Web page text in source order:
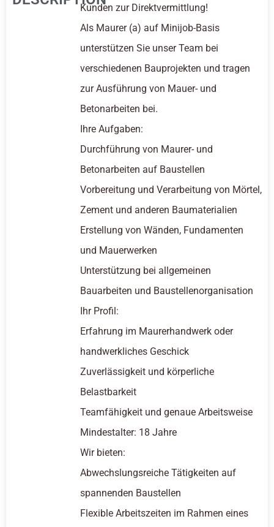
Kunden zur Direktvermittlung!
Als Maurer (a) auf Minijob-Basis
unterstützen Sie unser Team bei
verschiedenen Bauprojekten und tragen
zur Ausführung von Mauer- und
Betonarbeiten bei.
Ihre Aufgaben:
Durchführung von Maurer- und
Betonarbeiten auf Baustellen
Vorbereitung und Verarbeitung von Mörtel,
Zement und anderen Baumaterialien
Erstellung von Wänden, Fundamenten
und Mauerwerken
Unterstützung bei allgemeinen
Bauarbeiten und Baustellenorganisation
Ihr Profil:
Erfahrung im Maurerhandwerk oder
handwerkliches Geschick
Zuverlässigkeit und körperliche
Belastbarkeit
Teamfähigkeit und genaue Arbeitsweise
Mindestalter: 18 Jahre
Wir bieten:
Abwechslungsreiche Tätigkeiten auf
spannenden Baustellen
Flexible Arbeitszeiten im Rahmen eines